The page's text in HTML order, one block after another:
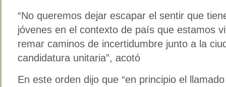
“No queremos dejar escapar el sentir que
jóvenes en el contexto de país que estamos
remar caminos de incertidumbre junto a la
candidatura unitaria”, acotó
En este orden dijo que “en principio el